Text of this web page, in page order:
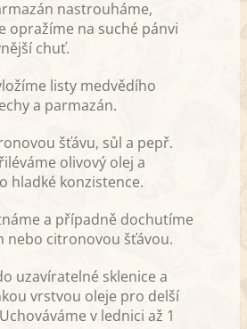
nastrouháme,
opražíme na suché pánvi
chuť.
listy medvědího
a parmazán.
šťávu, sůl a pepř.
olivový olej a
hladké konzistence.
a případně dochutíme
nebo citronovou šťávou.
uzavíratelné sklenice a
vrstvou oleje pro delší
v lednici až 1